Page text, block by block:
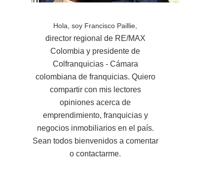
Hola, soy Francisco Paillie,
director regional de RE/MAX
Colombia y presidente de
Colfranquicias - Cámara
colombiana de franquicias. Quiero
compartir con mis lectores
opiniones acerca de
emprendimiento, franquicias y
negocios inmobiliarios en el país.
Sean todos bienvenidos a comentar
o contactarme.